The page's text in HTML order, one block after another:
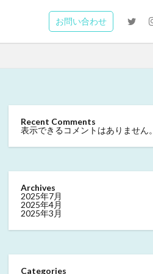
お問い合わせ
Recent Comments
表示できるコメントはありません。
Archives
2025年7月
2025年4月
2025年3月
Categories